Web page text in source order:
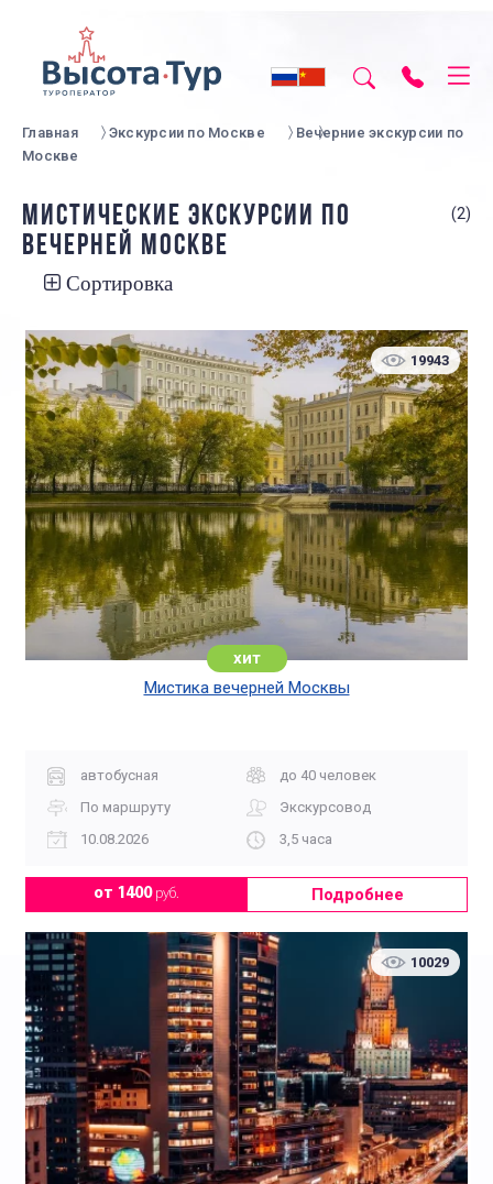
Главная Экскурсии по Москве
Вечерние экскурсии по
Москве
МИСТИЧЕСКИЕ ЭКСКУРСИИ ПО
ВЕЧЕРНЕЙ МОСКВЕ
(2)
Сортировка
19943
хит
Мистика вечерней Москвы
автобусная
до 40 человек
По маршруту
Экскурсовод
10.08.2026
3,5 часа
от 1400руб. Подробнее
10029